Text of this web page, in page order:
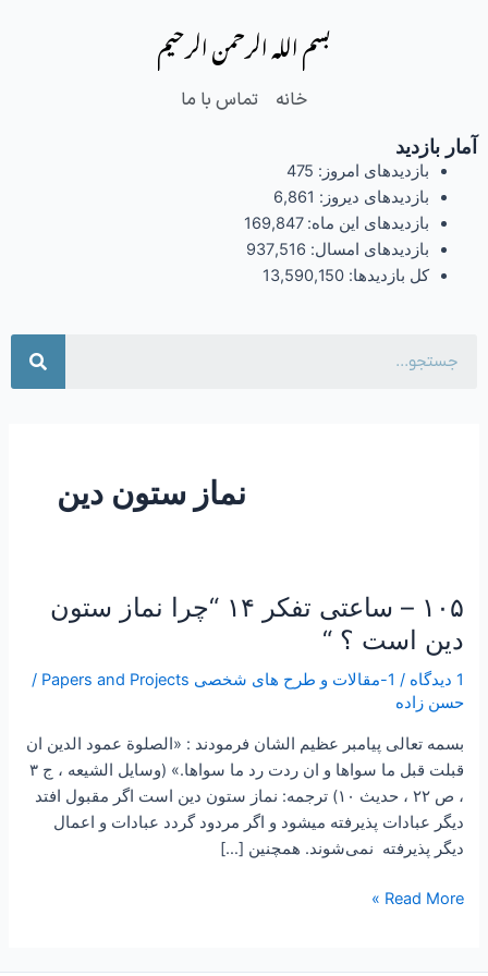
بسم الله الرحمن الرحیم
خانه تماس با ما
آمار بازدید
بازدیدهای امروز: 475
بازدیدهای دیروز: 6,861
بازدیدهای این ماه:169,847
بازدیدهای امسال: 937,516
کل بازدیدها: 13,590,150
نماز ستون دین
۱۰۵ – ساعتی تفکر ۱۴ “چرا نماز ستون
دین است ؟ “
1 دیدگاه / 1-مقالات و طرح های شخصی Papers and Projects
/
حسن زاده
بسمه تعالی پیامبر عظیم الشان فرمودند : «الصلوة عمود الدين ان
قبلت قبل ما سواها و ان ردت رد ما سواها.» (‌وسايل الشيعه ، ج ۳
، ص ۲۲ ، حديث ۱۰) ترجمه: نماز ستون دين است اگر مقبول افتد
ديگر عبادات پذيرفته ميشود و اگر مردود گردد عبادات و اعمال
ديگر پذيرفته نمی‌شوند. همچنین […]
۱۰۵
ساعتی
تفکر
۱۴
نماز
دین
است
Read More »